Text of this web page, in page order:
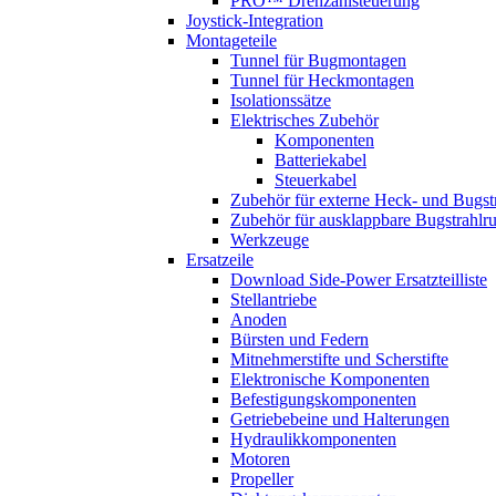
Joystick-Integration
Montageteile
Tunnel für Bugmontagen
Tunnel für Heckmontagen
Isolationssätze
Elektrisches Zubehör
Komponenten
Batteriekabel
Steuerkabel
Zubehör für externe Heck- und
Zubehör für ausklappbare
Werkzeuge
Ersatzeile
Download Side-Power Ersatzteilliste
Stellantriebe
Anoden
Bürsten und Federn
Mitnehmerstifte und Scherstifte
Elektronische Komponenten
Befestigungskomponenten
Getriebebeine und Halterungen
Hydraulikkomponenten
Motoren
Propeller